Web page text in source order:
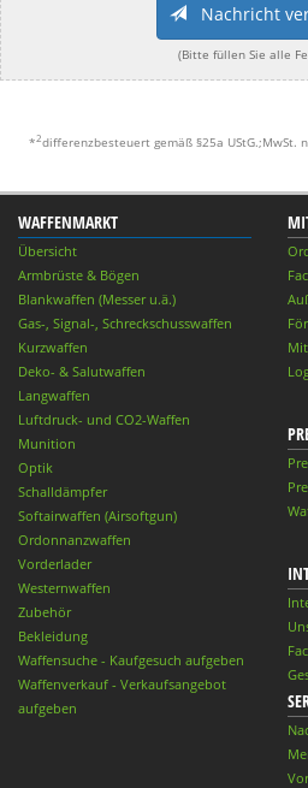
Nachricht
(Bitte füllen Sie alle
*2differenzbesteuert gemäß §25a UStG.;MwSt.
WAFFENMARKT
Übersicht
Armbrüste & Bögen
Blankwaffen (Messer u.ä.)
Gas-, Signal-, Schreckschusswaffen
Kurzwaffen
Deko- & Salutwaffen
Langwaffen
Luftdruck- und CO2-Waffen
Munition
Optik
Schalldämpfer
Softairwaffen (Airsoftgun)
Ordonnanzwaffen
Vorderlader
Westernwaffen
Zubehör
Bekleidung
Waffensuche - Kaufgesuch aufgeben
Waffenverkauf - Verkaufsangebot
aufgeben